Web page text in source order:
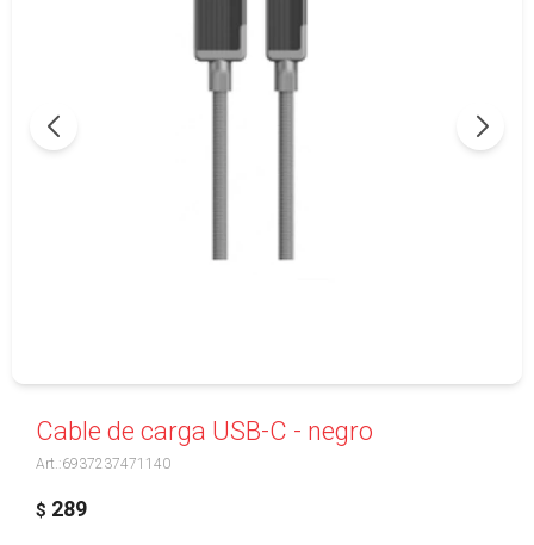
Cable de carga USB-C - negro
6937237471140
$ 289